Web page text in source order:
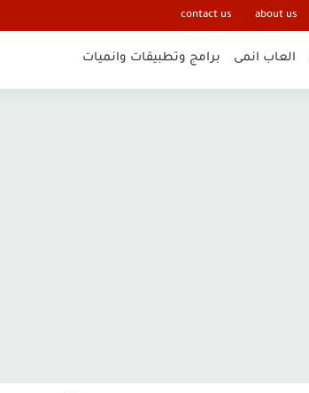
about us
contact us
العاب انمى برامج وتطبيقات وانميات